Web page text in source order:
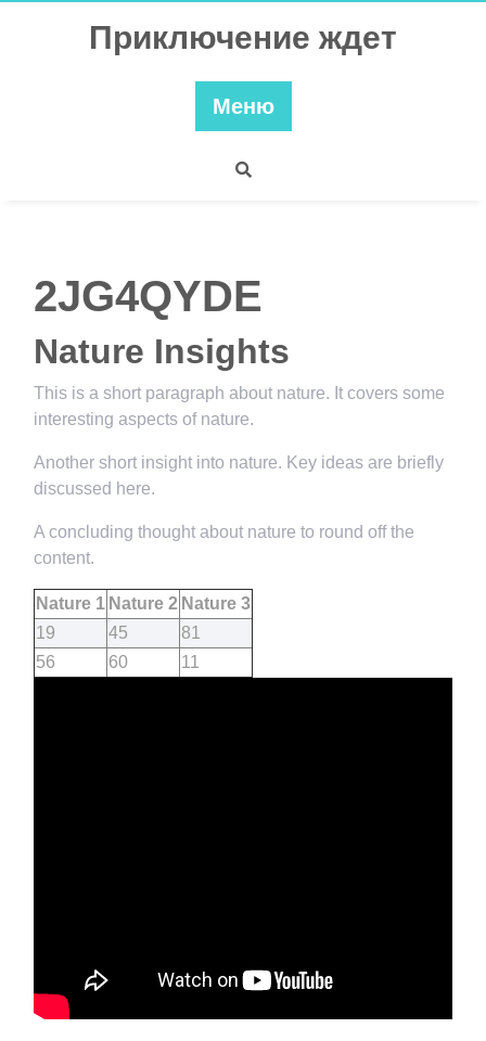
Приключение ждет
Меню
2JG4QYDE
Nature Insights
This is a short paragraph about nature. It covers some
interesting aspects of nature.
Another short insight into nature. Key ideas are briefly
discussed here.
A concluding thought about nature to round off the
content.
Nature 1 Nature 2 Nature 3
19
45
81
56
60 11